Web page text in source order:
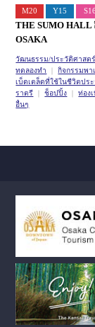
M20 Y15 S16
THE SUMO HALL
OSAKA
วัฒนธรรม/ประวัติศาสตร์
ทดลองทำ
กิจกรรมพา
เบ็ดเตล็ดที่ใช้ในชีวิตปร
ราตรี
ช็อปปิ้ง ท่อง
อื่นๆ